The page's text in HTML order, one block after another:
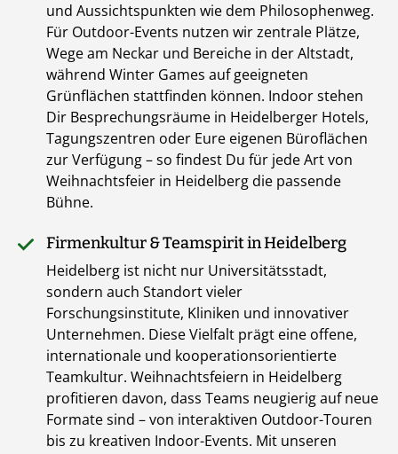
und Aussichtspunkten wie dem Philosophenweg.
Für Outdoor-Events nutzen wir zentrale Plätze,
Wege am Neckar und Bereiche in der Altstadt,
während Winter Games auf geeigneten
Grünflächen stattfinden können. Indoor stehen
Dir Besprechungsräume in Heidelberger Hotels,
Tagungszentren oder Eure eigenen Büroflächen
zur Verfügung – so findest Du für jede Art von
Weihnachtsfeier in Heidelberg die passende
Bühne.
Firmenkultur & Teamspirit in Heidelberg
Heidelberg ist nicht nur Universitätsstadt,
sondern auch Standort vieler
Forschungsinstitute, Kliniken und innovativer
Unternehmen. Diese Vielfalt prägt eine offene,
internationale und kooperationsorientierte
Teamkultur. Weihnachtsfeiern in Heidelberg
profitieren davon, dass Teams neugierig auf neue
Formate sind – von interaktiven Outdoor-Touren
bis zu kreativen Indoor-Events. Mit unseren